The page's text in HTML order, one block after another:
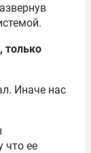
только
Иначе нас
что ее